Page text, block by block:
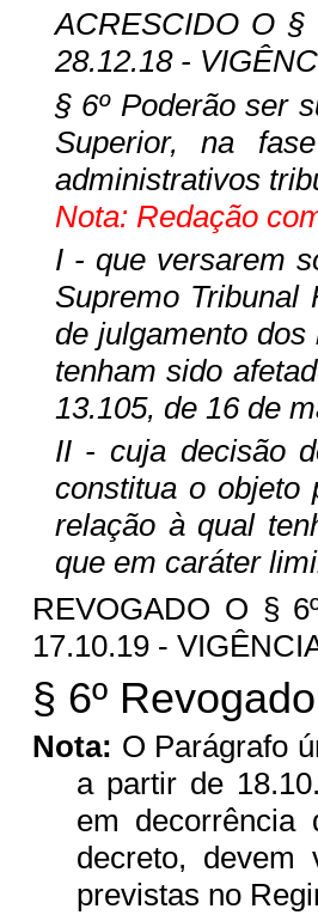
ACRESCIDO O §
28.12.18 -
§ 6º Poderão ser
Superior, na
administrativos
Nota: Redação
I - que versarem
Supremo Tribunal
de julgamento
tenham sido
13.105, de 16 de
II - cuja decisão
constitua o objeto
relação à qual
que em caráter
REVOGADO O §
17.10.19 -
§ 6º
Nota: O Parágrafo
a partir de
em
decreto, devem
previstas no